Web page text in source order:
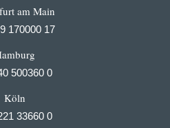
am Main
170000 17
500360 0
Köln
33660 0